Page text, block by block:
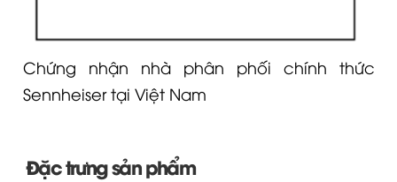
Chứng nhận nhà phân phối chính thức
Sennheiser tại Việt Nam
Đặc trưng sản phẩm